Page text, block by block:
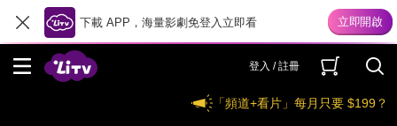
下載 APP，海量影劇免登入立即看
登入 / 註冊
「頻道+看片」每月只要 $199？